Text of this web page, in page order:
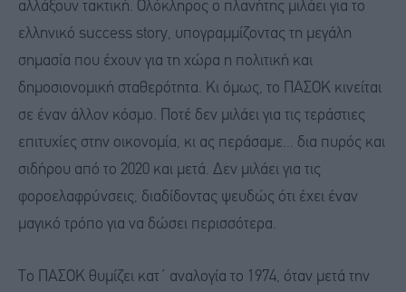
αλλάξουν τακτική. Ολόκληρος ο πλανήτης μιλάει για το
ελληνικό success story, υπογραμμίζοντας τη μεγάλη
σημασία που έχουν για τη χώρα η πολιτική και
δημοσιονομική σταθερότητα. Κι όμως, το ΠΑΣΟΚ κινείται
σε έναν άλλον κόσμο. Ποτέ δεν μιλάει για τις τεράστιες
επιτυχίες στην οικονομία, κι ας περάσαμε... δια πυρός και
σιδήρου από το 2020 και μετά. Δεν μιλάει για τις
φοροελαφρύνσεις, διαδίδοντας ψευδώς ότι έχει έναν
μαγικό τρόπο για να δώσει περισσότερα.
Το ΠΑΣΟΚ θυμίζει κατ΄ αναλογία το 1974, όταν μετά την